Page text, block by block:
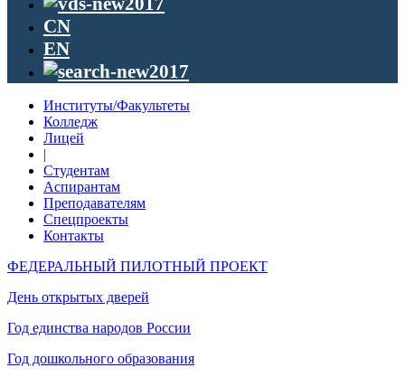
CN
EN
Институты/Факультеты
Колледж
Лицей
|
Студентам
Аспирантам
Преподавателям
Спецпроекты
Контакты
ФЕДЕРАЛЬНЫЙ ПИЛОТНЫЙ ПРОЕКТ
День открытых дверей
Год единства народов России
Год дошкольного образования